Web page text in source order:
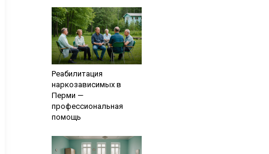
Реабилитация
наркозависимых в
Перми —
профессиональная
помощь